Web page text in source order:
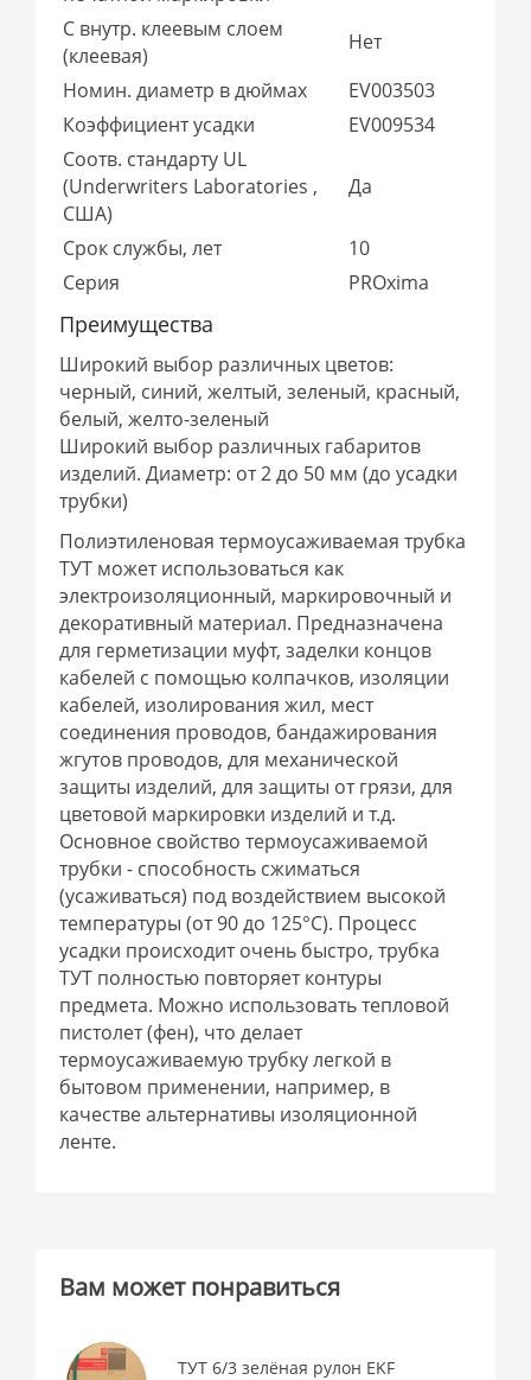
С внутр. клеевым слоем
(клеевая)
Нет
Номин. диаметр в дюймах
EV003503
Коэффициент усадки
EV009534
Соотв. стандарту UL
(Underwriters Laboratories ,
США)
Да
Срок службы, лет
10
Серия
PROxima
Преимущества
Широкий выбор различных цветов:
черный, синий, желтый, зеленый, красный,
белый, желто-зеленый
Широкий выбор различных габаритов
изделий. Диаметр: от 2 до 50 мм (до усадки
трубки)
Полиэтиленовая термоусаживаемая трубка
ТУТ может использоваться как
электроизоляционный, маркировочный и
декоративный материал. Предназначена
для герметизации муфт, заделки концов
кабелей с помощью колпачков, изоляции
кабелей, изолирования жил, мест
соединения проводов, бандажирования
жгутов проводов, для механической
защиты изделий, для защиты от грязи, для
цветовой маркировки изделий и т.д.
Основное свойство термоусаживаемой
трубки - способность сжиматься
(усаживаться) под воздействием высокой
температуры (от 90 до 125°С). Процесс
усадки происходит очень быстро, трубка
ТУТ полностью повторяет контуры
предмета. Можно использовать тепловой
пистолет (фен), что делает
термоусаживаемую трубку легкой в
бытовом применении, например, в
качестве альтернативы изоляционной
ленте.
Вам может понравиться
ТУТ 6/3 зелёная рулон EKF